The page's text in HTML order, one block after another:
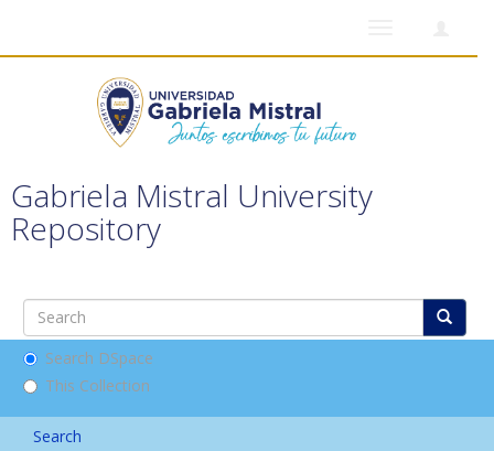
Gabriela Mistral University
Repository
Search DSpace
This Collection
Search